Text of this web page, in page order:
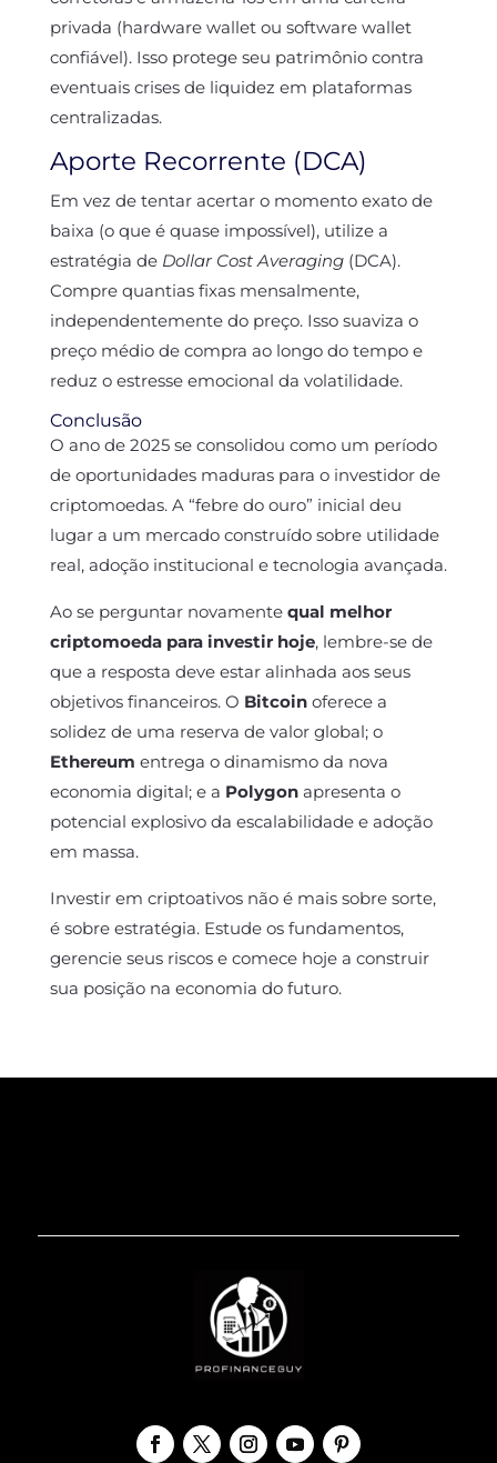
privada (hardware wallet ou software wallet
confiável). Isso protege seu patrimônio contra
eventuais crises de liquidez em plataformas
centralizadas.
Aporte Recorrente (DCA)
Em vez de tentar acertar o momento exato de
baixa (o que é quase impossível), utilize a
estratégia de Dollar Cost Averaging(DCA).
Compre quantias fixas mensalmente,
independentemente do preço. Isso suaviza o
preço médio de compra ao longo do tempo e
reduz o estresse emocional da volatilidade.
Conclusão
O ano de 2025 se consolidou como um período
de oportunidades maduras para o investidor de
criptomoedas. A “febre do ouro” inicial deu
lugar a um mercado construído sobre utilidade
real, adoção institucional e tecnologia avançada.
Ao se perguntar novamente qual melhor
criptomoeda para investir hoje, lembre-se de
que a resposta deve estar alinhada aos seus
objetivos financeiros. O Bitcoinoferece a
solidez de uma reserva de valor global; o
Ethereum entrega o dinamismo da nova
economia digital; e a Polygonapresenta o
potencial explosivo da escalabilidade e adoção
em massa.
Investir em criptoativos não é mais sobre sorte,
é sobre estratégia. Estude os fundamentos,
gerencie seus riscos e comece hoje a construir
sua posição na economia do futuro.